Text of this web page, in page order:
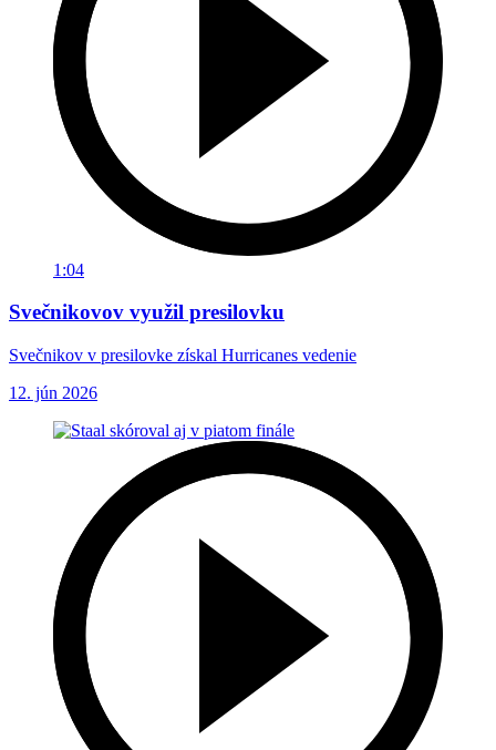
1:04
Svečnikovov využil presilovku
Svečnikov v presilovke získal Hurricanes vedenie
12. jún 2026